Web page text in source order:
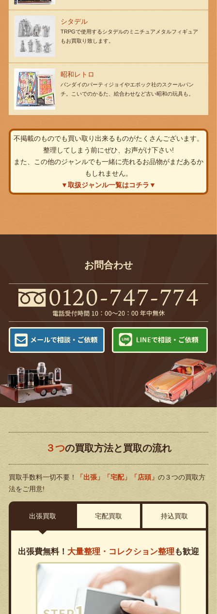
シタデル
TRPGで使用するシタデルのミニチュアメタルフィギュア
もお買取り致します。
昭和レトロ
バンダイのパーティジョイやエポック社のスクールパン
チ。こいでのかるた、絵合わせなど古い昭和の玩具も。
不掲載のものでも買い取り出来るものがたくさんございます。
整理してしまう前にぜひ、お声がけ下さい!
また、この他のジャンルでも一緒に売れるお品物がまだあるか
もしれません。
▼取扱ジャンル一覧はコチラ▼
お問合わせ
３つの買取方法と買取の流れ
買取手数料一切不要！ 「出張」「宅配」「店頭」 の３つの買取方
法をご用意!
出張買取 宅配買取 持込買取
出張費無料！ 大量整理・コレクション整理 も歓迎